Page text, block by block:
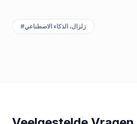
#زلزال، الذكاء الاصطناعي